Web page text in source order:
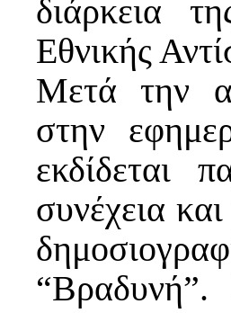
διάρκεια
Εθνικής
Μετά την
στην
εκδίδεται
συνέχεια
“Βραδυνή”.